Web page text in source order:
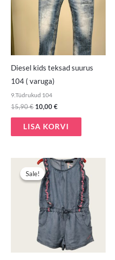
Diesel kids teksad suurus
104 ( varuga)
9.Tüdrukud 104
15,90€ 10,00€
LISA KORVI
Sale!
Sale!
Algne
hind
oli:
4,90 €.
Praegune
hind
on:
3,00 €.